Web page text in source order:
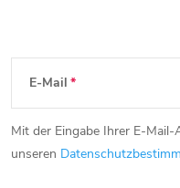
F
u
ß
E-Mail
Mit der Eingabe Ihrer E-
unseren